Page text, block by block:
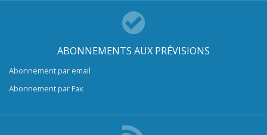
ABONNEMENTS AUX PRÉVISIONS
Abonnement par email
Abonnement par Fax